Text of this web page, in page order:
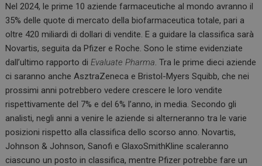
ce
b
o
o
k
ke
dI
n
at
s
A
p
p
Nel 2024, le prime 10 aziende farmaceutiche al mondo avranno il
35% delle quote di mercato della biofarmaceutica totale, pari a
oltre 420 miliardi di dollari di vendite. E a guidare la classifica sarà
Novartis, seguita da Pfizer e Roche. Sono le stime evidenziate
dall’ultimo rapporto di Evaluate Pharma . Tra le prime dieci aziende
ci saranno anche AsztraZeneca e Bristol-Myers Squibb, che nei
prossimi anni potrebbero vedere crescere le loro vendite
rispettivamente del 7% e del 6% l’anno, in media. Secondo gli
analisti, negli anni a venire le aziende si alterneranno tra le varie
posizioni rispetto alla classifica dello scorso anno. Novartis,
Johnson & Johnson, Sanofi e GlaxoSmithKline scaleranno
ciascuno un posto in classifica, mentre Pfizer potrebbe fare un